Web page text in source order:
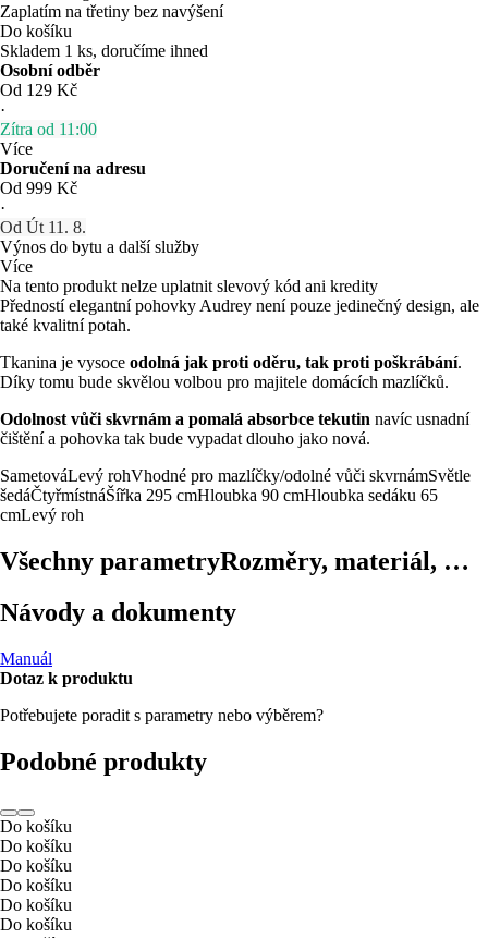
Zaplatím na třetiny bez navýšení
Do košíku
Skladem 1 ks, doručíme ihned
Osobní odběr
Od 129 Kč
·
Zítra od 11:00
Více
Doručení na adresu
Od 999 Kč
·
Od Út 11. 8.
Výnos do bytu a další služby
Více
Na tento produkt nelze uplatnit slevový kód ani kredity
Předností elegantní pohovky Audrey není pouze jedinečný design, ale
také kvalitní potah.
Tkanina je vysoce odolná jak proti oděru, tak proti poškrábání.
Díky tomu bude skvělou volbou pro majitele domácích mazlíčků.
Odolnost vůči skvrnám a pomalá absorbce tekutin navíc usnadní
čištění a pohovka tak bude vypadat dlouho jako nová.
SametováLevý rohVhodné pro mazlíčky/odolné vůči skvrnámSvětle
šedáČtyřmístnáŠířka 295 cmHloubka 90 cmHloubka sedáku 65
cmLevý roh
Všechny parametryRozměry, materiál, …
Návody a dokumenty
Manuál
Dotaz k produktu
Potřebujete poradit s parametry nebo výběrem?
Podobné produkty
Do košíku
Do košíku
Do košíku
Do košíku
Do košíku
Do košíku